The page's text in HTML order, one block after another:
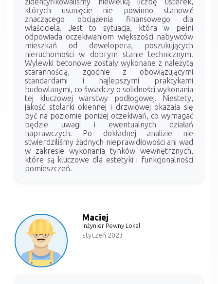
których usunięcie nie powinno stanowić
znaczącego obciążenia finansowego dla
właściciela. Jest to sytuacja, która w pełni
odpowiada oczekiwaniom większości nabywców
mieszkań od dewelopera, poszukujących
nieruchomości w dobrym stanie technicznym.
Wylewki betonowe zostały wykonane z należytą
starannością, zgodnie z obowiązującymi
standardami i najlepszymi praktykami
budowlanymi, co świadczy o solidności wykonania
tej kluczowej warstwy podłogowej. Niestety,
jakość stolarki okiennej i drzwiowej okazała się
być na poziomie poniżej oczekiwań, co wymagać
będzie uwagi i ewentualnych działań
naprawczych. Po dokładnej analizie nie
stwierdziliśmy żadnych nieprawidłowości ani wad
w zakresie wykonania tynków wewnętrznych,
które są kluczowe dla estetyki i funkcjonalności
pomieszczeń.
Maciej
Inżynier Pewny Lokal
styczeń 2023